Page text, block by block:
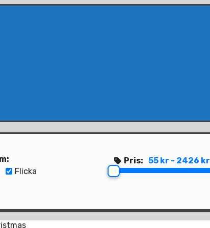
Flicka
Pris: 55 kr - 2426 kr